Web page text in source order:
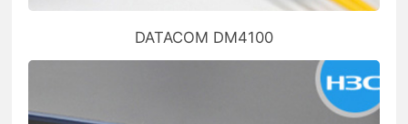
DATACOM DM4100